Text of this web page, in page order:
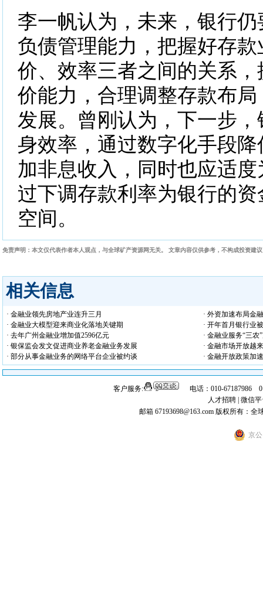
李一帆认为，未来，银行
负债管理能力，把握好存
价、效率三者之间的关系
价能力，合理调整存款布
发展。曾刚认为，下一步
身效率，通过数字化手段
加非息收入，同时也应适
过下调存款利率为银行的
空间。
免责声明：本文仅代表作者本人观点，与全球矿产资源网无关。 文章内容仅供参考，不构成投资建
相关信息
· 金融业领先房地产业连升三月
· 外资加速布局金
· 金融业大模型迎来商业化落地关键期
· 开年首月银行业
· 去年广州金融业增加值2596亿元
· 金融业服务“三农
· 银保监会发文促进商业养老金融业务发展
· 金融市场开放越
· 部分从事金融业务的网络平台企业被约谈
· 金融开放政策加
客户服务:
电话：010-67187986
人才招聘 微信
邮箱 67193698@163.com 版权所有：全
京公